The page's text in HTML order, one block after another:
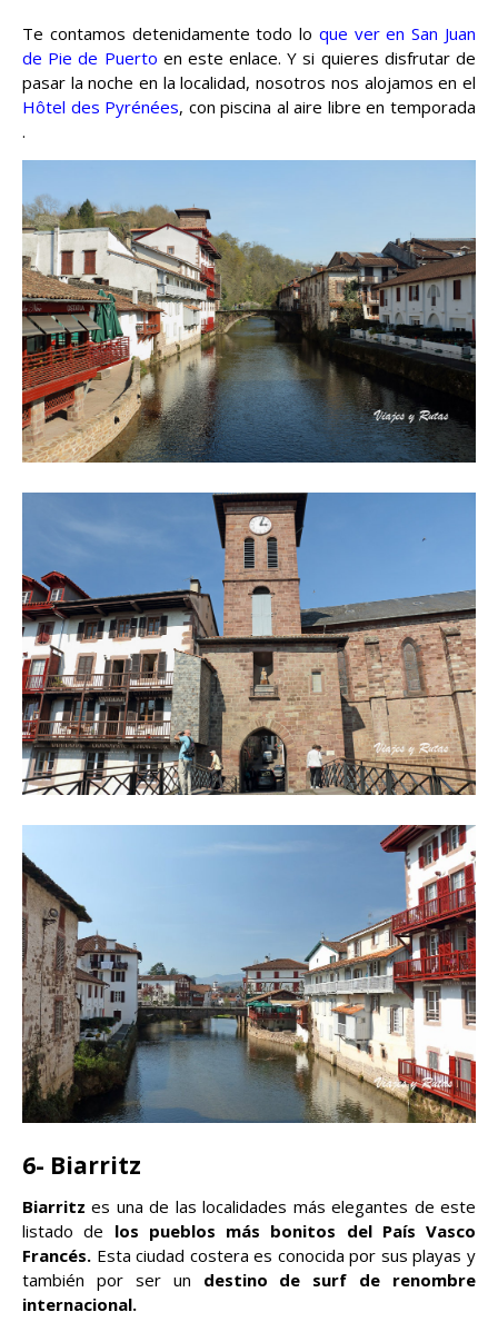
Te contamos detenidamente todo lo que ver en San Juan
de Pie de Puerto en este enlace. Y si quieres disfrutar de
pasar la noche en la localidad, nosotros nos alojamos en el
Hôtel des Pyrénées, con piscina al aire libre en temporada
.
6- Biarritz
Biarritz es una de las localidades más elegantes de este
listado de los pueblos más bonitos del País Vasco
Francés. Esta ciudad costera es conocida por sus playas y
también por ser un destino de surf de renombre
internacional.